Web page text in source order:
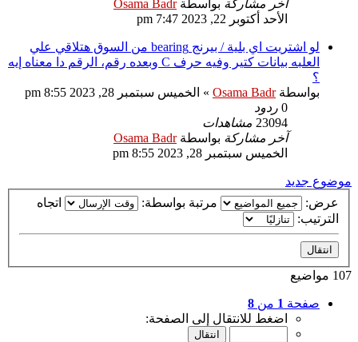
آخر مشاركة بواسطةOsama Badr
الأحد أكتوبر 22, 2023 7:47 pm
لو اشتريت اي بلية / بيرنج bearing من السوق هتلاقي علي
العلبه بيانات كتير وفيه حرف C وبعده رقم، الرقم دا معناه إيه
؟
بواسطةOsama Badr
» الخميس سبتمبر 28, 2023 8:55 pm
0 ردود
23094 مشاهدات
آخر مشاركة بواسطةOsama Badr
الخميس سبتمبر 28, 2023 8:55 pm
موضوع جديد
عرض:
مرتبة بواسطة:
اتجاه
الترتيب:
107 مواضيع
صفحة 1 من 8
اضغط للانتقال إلى الصفحة: